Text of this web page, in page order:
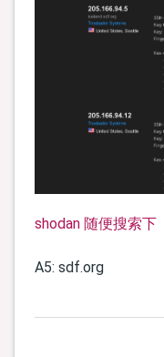
shodan 随便搜索下
A5: sdf.org